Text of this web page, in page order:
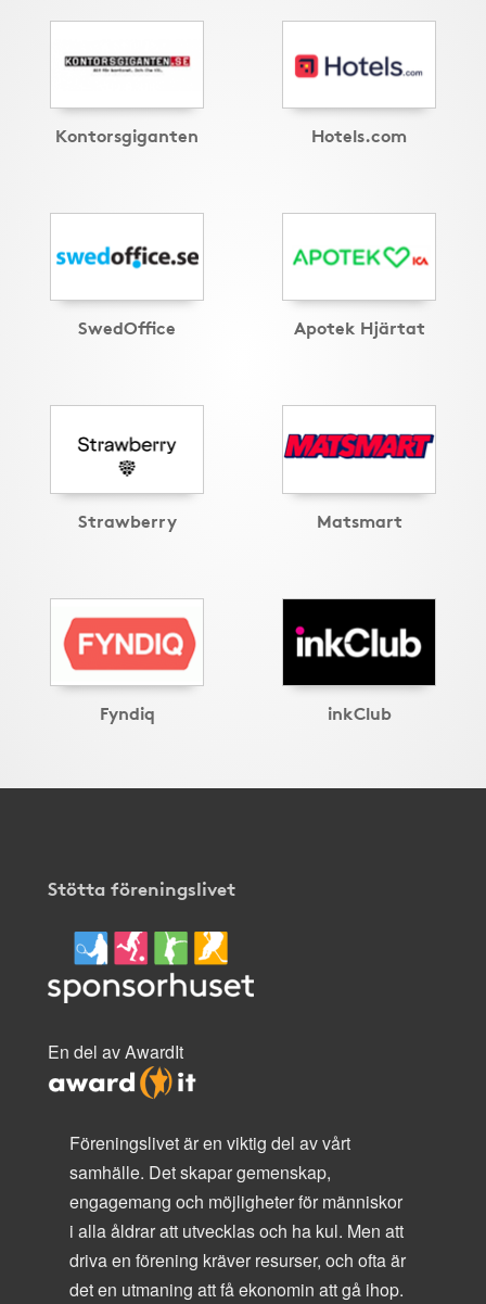
Kontorsgiganten Hotels.com
SwedOffice Apotek Hjärtat
Strawberry Matsmart
Fyndiq inkClub
Stötta föreningslivet
En del av AwardIt
Föreningslivet är en viktig del av vårt
samhälle. Det skapar gemenskap,
engagemang och möjligheter för människor
i alla åldrar att utvecklas och ha kul. Men att
driva en förening kräver resurser, och ofta är
det en utmaning att få ekonomin att gå ihop.